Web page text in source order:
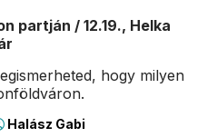
partján / 12.19., Helka
hogy milyen
Halász Gabi